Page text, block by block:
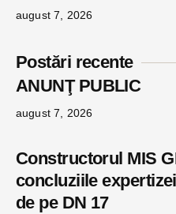
august 7, 2026
Postări recente
ANUNŢ
august 7, 2026
Constructorul MIS
concluziile
de pe DN 17